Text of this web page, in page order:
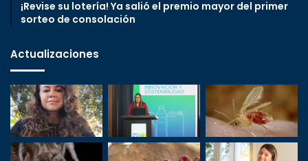
¡Revise su lotería! Ya salió el premio mayor del primer
sorteo de consolación
Actualizaciones